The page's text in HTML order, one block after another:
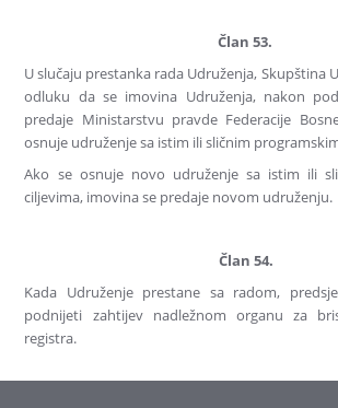
Član 53.
U slučaju prestanka rada Udruženja, Skupština
odluku da se imovina Udruženja, nakon
predaje Ministarstvu pravde Federacije
osnuje udruženje sa istim ili sličnim
Ako se osnuje novo udruženje sa istim ili
ciljevima, imovina se predaje novom udruženju.
Član 54.
Kada Udruženje prestane sa radom,
podnijeti zahtijev nadležnom organu za
registra.